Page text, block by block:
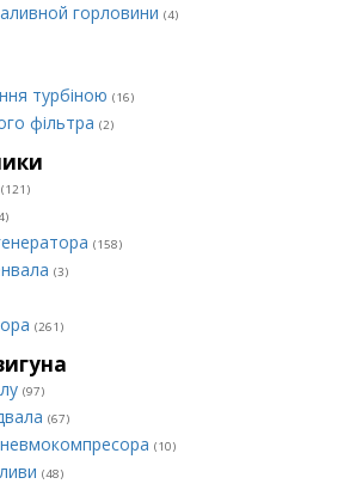
горловини (4)
турбіною (16)
фільтра (2)
(121)
(158)
(3)
(261)
(97)
(67)
(10)
(48)